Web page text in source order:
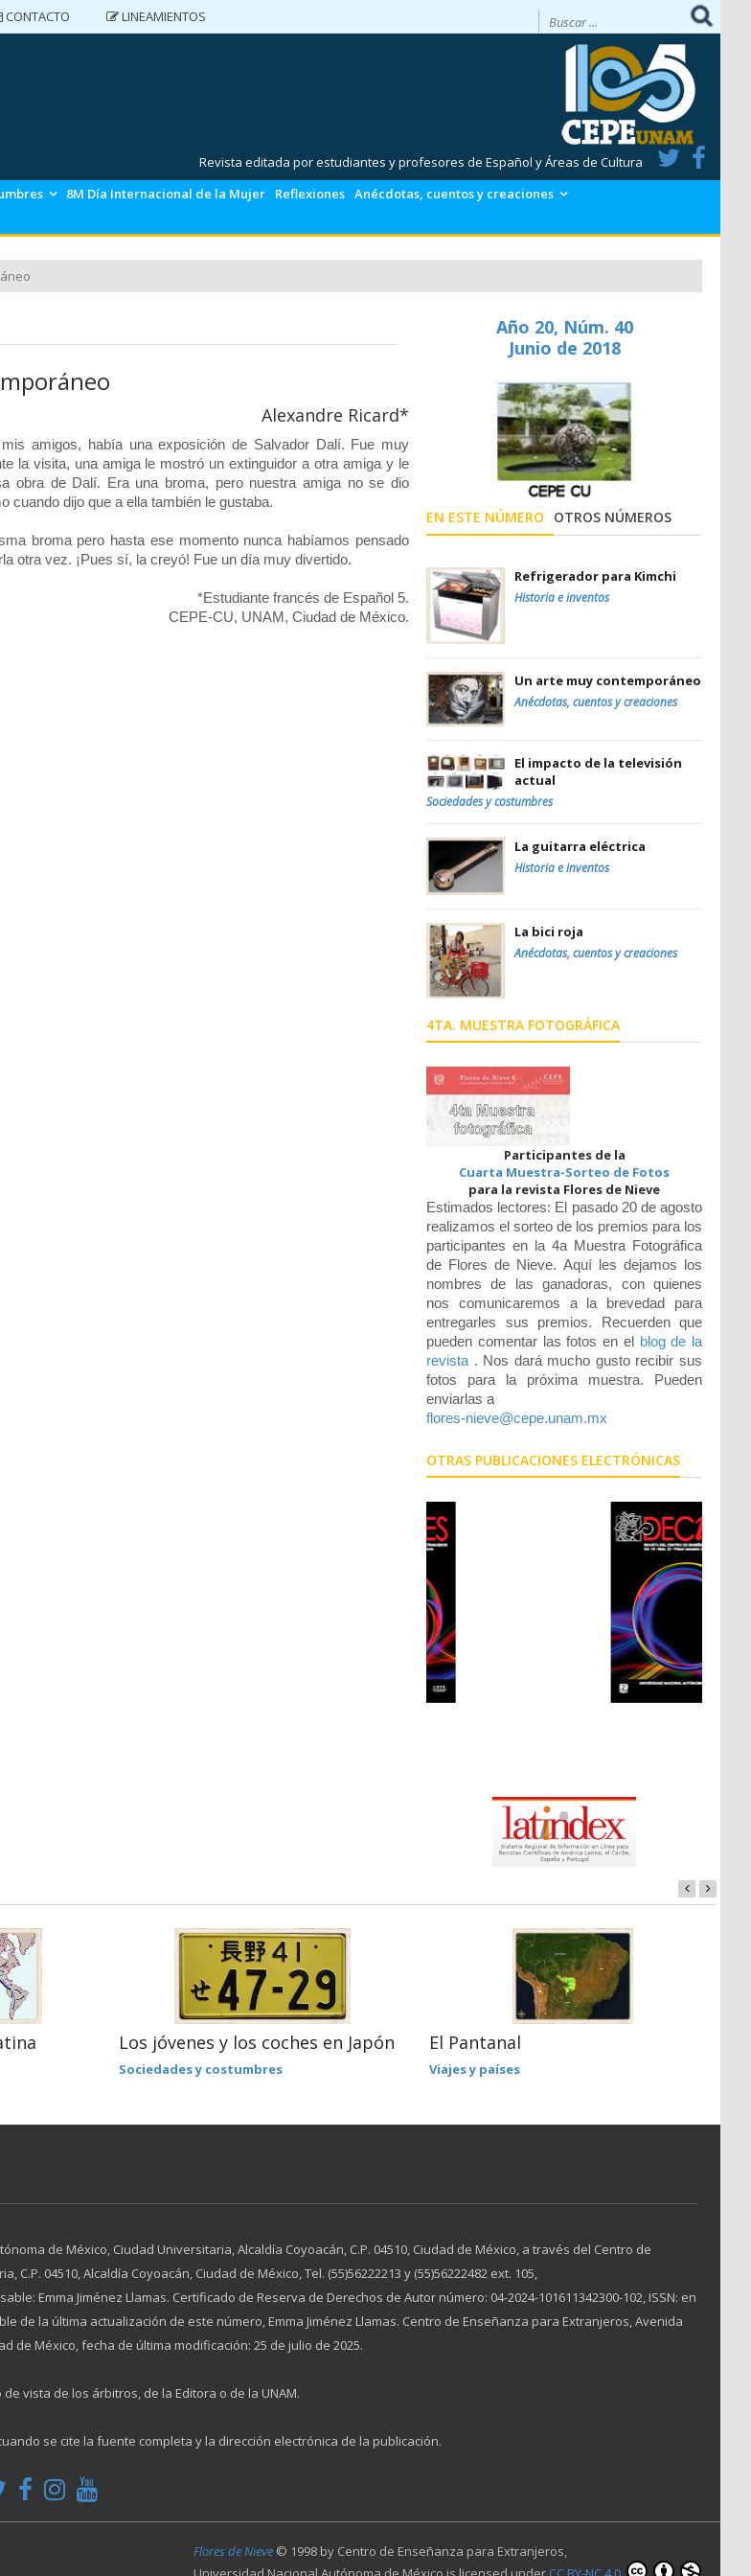
CONTACTO
LINEAMIENTOS
Revista editada por estudiantes y profesores de Español y Áreas de Cultura
8M Día Internacional de la Mujer Reflexiones Anécdotas, cuentos y creaciones
Alexandre Ricard*
amigos, había una exposición de Salvador Dalí. Fue muy
la visita, una amiga le mostró un extinguidor a otra amiga y le
obra de Dalí. Era una broma, pero nuestra amiga no se dio
cuando dijo que a ella también le gustaba.
broma pero hasta ese momento nunca habíamos pensado
otra vez. ¡Pues sí, la creyó! Fue un día muy divertido.
*Estudiante francés de Español 5.
CEPE-CU, UNAM, Ciudad de México.
Año 20, Núm. 40
Junio de 2018
EN ESTE NÚMERO OTROS NÚMEROS
Refrigerador para Kimchi
Historia e inventos
Un arte muy contemporáneo
Anécdotas, cuentos y creaciones
El impacto de la televisión
actual
Sociedades y costumbres
La guitarra eléctrica
Historia e inventos
La bici roja
Anécdotas, cuentos y creaciones
4TA. MUESTRA FOTOGRÁFICA
Participantes de la
Cuarta Muestra-Sorteo de Fotos
para la revista Flores de Nieve
Estimados lectores: El pasado 20 de agosto
realizamos el sorteo de los premios para los
participantes en la 4a Muestra Fotográfica
de Flores de Nieve. Aquí les dejamos los
nombres de las ganadoras, con quienes
nos comunicaremos a la brevedad para
entregarles sus premios. Recuerden que
pueden comentar las fotos en el blog de la
revista . Nos dará mucho gusto recibir sus
fotos para la próxima muestra. Pueden
enviarlas a
flores-nieve@cepe.unam.mx
OTRAS PUBLICACIONES ELECTRÓNICAS
Los jóvenes y los coches en Japón
Sociedades y costumbres
El Pantanal
Viajes y países
de México, Ciudad Universitaria, Alcaldía Coyoacán, C.P. 04510, Ciudad de México, a través del Centro de
04510, Alcaldía Coyoacán, Ciudad de México, Tel. (55)56222213 y (55)56222482 ext. 105,
Emma Jiménez Llamas. Certificado de Reserva de Derechos de Autor número: 04-2024-101611342300-102, ISSN: en
de la última actualización de este número, Emma Jiménez Llamas. Centro de Enseñanza para Extranjeros, Avenida
de México, fecha de última modificación: 25 de julio de 2025.
vista de los árbitros, de la Editora o de la UNAM.
se cite la fuente completa y la dirección electrónica de la publicación.
Flores de Nieve © 1998 by Centro de Enseñanza para Extranjeros,